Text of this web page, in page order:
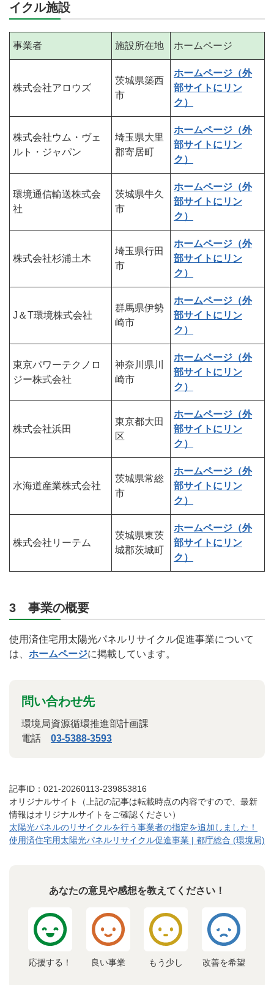
イクル施設
事業者 施設所在地 ホームページ
株式会社アロウズ
茨城県築西
市
ホームページ（外
部サイトにリン
ク）
株式会社ウム・ヴェ
ルト・ジャパン
埼玉県大里
郡寄居町
ホームページ（外
部サイトにリン
ク）
環境通信輸送株式会
社
茨城県牛久
市
ホームページ（外
部サイトにリン
ク）
株式会社杉浦土木
埼玉県行田
市
ホームページ（外
部サイトにリン
ク）
J＆T環境株式会社
群馬県伊勢
崎市
ホームページ（外
部サイトにリン
ク）
東京パワーテクノロ
ジー株式会社
神奈川県川
崎市
ホームページ（外
部サイトにリン
ク）
株式会社浜田
東京都大田
区
ホームページ（外
部サイトにリン
ク）
水海道産業株式会社
茨城県常総
市
ホームページ（外
部サイトにリン
ク）
株式会社リーテム
茨城県東茨
城郡茨城町
ホームページ（外
部サイトにリン
ク）
3 事業の概要
使用済住宅用太陽光パネルリサイクル促進事業について
は、 ホームページに掲載しています。
問い合わせ先
環境局資源循環推進部計画課
電話 03-5388-3593
記事ID：021-20260113-239853816
オリジナルサイト（上記の記事は転載時点の内容ですので、最新
情報はオリジナルサイトをご確認ください）
太陽光パネルのリサイクルを行う事業者の指定を追加しました！
使用済住宅用太陽光パネルリサイクル促進事業 | 都庁総合 (環境局)
あなたの意見や感想を教えてください！
応援する！ 良い事業 もう少し 改善を希望